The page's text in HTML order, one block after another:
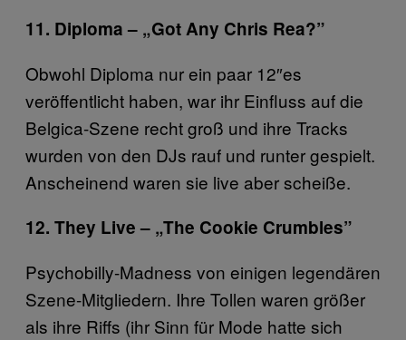
11. Diploma – „Got Any Chris Rea?”
Obwohl Diploma nur ein paar 12″es
veröffentlicht haben, war ihr Einfluss auf die
Belgica-Szene recht groß und ihre Tracks
wurden von den DJs rauf und runter gespielt.
Anscheinend waren sie live aber scheiße.
12. They Live – „The Cookie Crumbles”
Psychobilly-Madness von einigen legendären
Szene-Mitgliedern. Ihre Tollen waren größer
als ihre Riffs (ihr Sinn für Mode hatte sich